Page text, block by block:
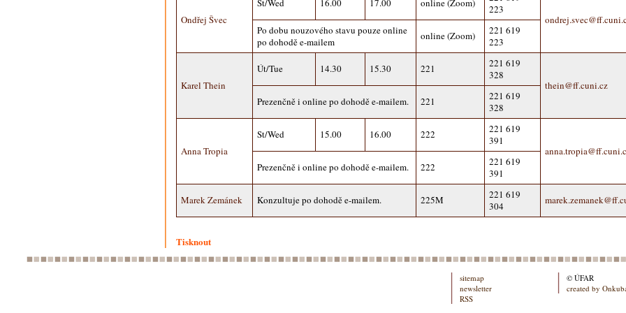
Ondřej Švec
St/Wed 16.00 17.00 online (Zoom)
223
Po dobu nouzového stavu pouze online
po dohodě e-mailem
online (Zoom)
221 619
223
Karel Thein
Út/Tue 14.30 15.30 221
221 619
328
thein@ff.cuni.cz
Prezenčně i online po dohodě e-mailem.
221
221 619
328
Anna Tropia
St/Wed 15.00 16.00 222
221 619
391
Prezenčně i online po dohodě e-mailem.
222
221 619
391
Marek Zemánek Konzultuje po dohodě e-mailem. 225M
221 619
304
Tisknout
© ÚFAR
created by
sitemap
newsletter
RSS